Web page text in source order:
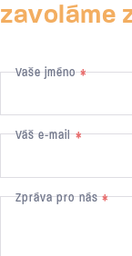
zavoláme
Vaše jméno*
Váš e-mail*
Zpráva pro nás*